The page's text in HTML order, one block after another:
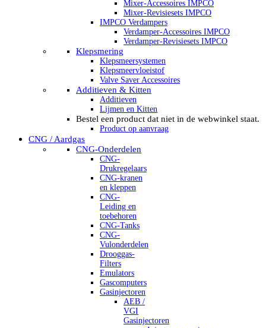
Mixer-Accessoires IMPCO
Mixer-Revisiesets IMPCO
IMPCO Verdampers
Verdamper-Accessoires IMPCO
Verdamper-Revisiesets IMPCO
Klepsmering
Klepsmeersystemen
Klepsmeervloeistof
Valve Saver Accessoires
Additieven & Kitten
Additieven
Lijmen en Kitten
Bestel een product dat niet in de webwinkel staat.
Product op aanvraag
CNG / Aardgas
CNG-Onderdelen
CNG-
Drukregelaars
CNG-kranen
en kleppen
CNG-
Leiding en
toebehoren
CNG-Tanks
CNG-
Vulonderdelen
Drooggas-
Filters
Emulators
Gascomputers
Gasinjectoren
AEB /
VGI
Gasinjectoren